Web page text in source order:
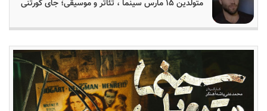
متولدین ۱۵ مارس سینما ، تئاتر و موسیقی؛ جای کورتنی